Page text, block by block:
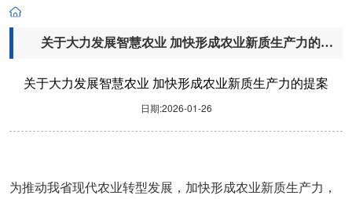
关于大力发展智慧农业 加快形成农业新质生产力的提案
关于大力发展智慧农业 加快形成农业新质生产力的提案
日期:2026-01-26
为推动我省现代农业转型发展，加快形成农业新质生产力，